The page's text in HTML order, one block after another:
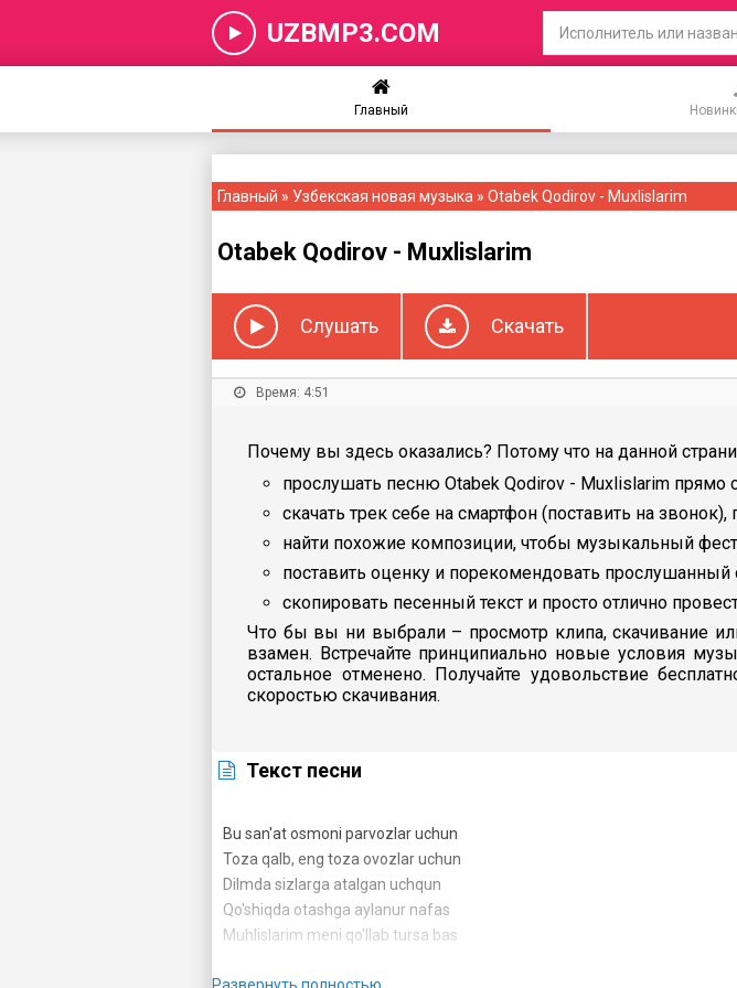
UZBMP3.COM
Главный
Главный » Узбекская новая музыка » Otabek Qodirov - Muxlislarim
Otabek Qodirov - Muxlislarim
Слушать Скачать
Время: 4:51
Почему вы здесь оказались? Потому что на данной
прослушать песню Otabek Qodirov - Muxlislarim прямо
скачать трек себе на смартфон (поставить на
найти похожие композиции, чтобы музыкальный
поставить оценку и порекомендовать прослушанный
скопировать песенный текст и просто отлично
Что бы вы ни выбрали – просмотр клипа, скачивание
взамен. Встречайте принципиально новые условия
остальное отменено. Получайте удовольствие
скоростью скачивания.
Текст песни
Bu san'at osmoni parvozlar uchun
Toza qalb, eng toza ovozlar uchun
Dilmda sizlarga atalgan uchqun
Qo'shiqda otashga aylanur nafas
Muhlislarim meni qo'llab tursa bas